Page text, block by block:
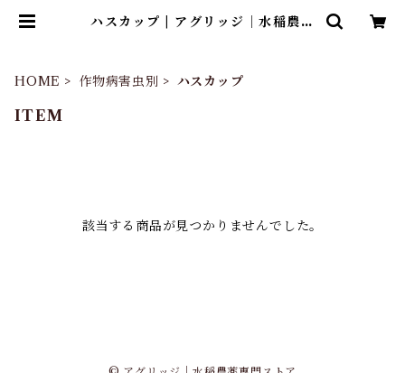
ハスカップ | アグリッジ｜水稲農薬
HOME 作物病害虫別 ハスカップ
ITEM
該当する商品が見つかりませんでした。